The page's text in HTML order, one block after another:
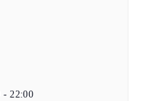
- 22:00